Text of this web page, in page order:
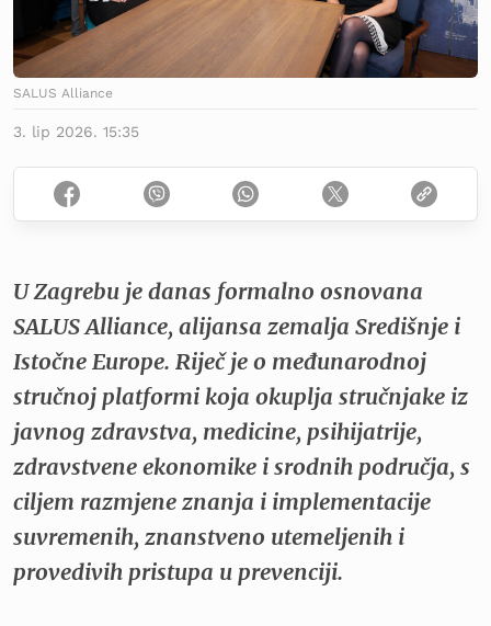
SALUS Alliance
3. lip 2026. 15:35
U Zagrebu je danas formalno osnovana
SALUS Alliance, alijansa zemalja Središnje i
Istočne Europe. Riječ je o međunarodnoj
stručnoj platformi koja okuplja stručnjake iz
javnog zdravstva, medicine, psihijatrije,
zdravstvene ekonomike i srodnih područja, s
ciljem razmjene znanja i implementacije
suvremenih, znanstveno utemeljenih i
provedivih pristupa u prevenciji.